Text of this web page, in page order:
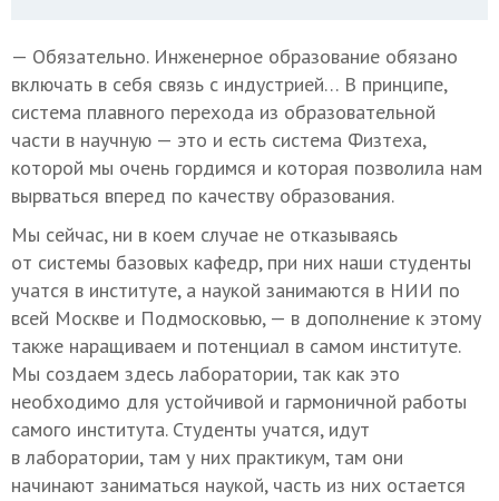
— Обязательно. Инженерное образование обязано
включать в себя связь с индустрией… В принципе,
система плавного перехода из образовательной
части в научную — это и есть система Физтеха,
которой мы очень гордимся и которая позволила нам
вырваться вперед по качеству образования.
Мы сейчас, ни в коем случае не отказываясь
от системы базовых кафедр, при них наши студенты
учатся в институте, а наукой занимаются в НИИ по
всей Москве и Подмосковью, — в дополнение к этому
также наращиваем и потенциал в самом институте.
Мы создаем здесь лаборатории, так как это
необходимо для устойчивой и гармоничной работы
самого института. Студенты учатся, идут
в лаборатории, там у них практикум, там они
начинают заниматься наукой, часть из них остается